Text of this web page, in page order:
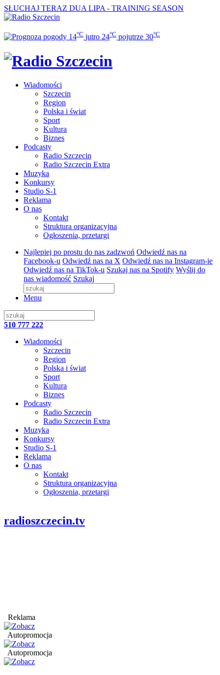
SŁUCHAJ TERAZ DUA LIPA - TRAINING SEASON
14°C jutro 24°C pojutrze 30°C
Wiadomości
Szczecin
Region
Polska i świat
Sport
Kultura
Biznes
Podcasty
Radio Szczecin
Radio Szczecin Extra
Muzyka
Konkursy
Studio S-1
Reklama
O nas
Kontakt
Struktura organizacyjna
Ogłoszenia, przetargi
Najlepiej po prostu do nas zadzwoń Odwiedź nas na
Facebook-u Odwiedź nas na X Odwiedź nas na Instagram-ie
Odwiedź nas na TikTok-u Szukaj nas na Spotify Wyślij do
nas wiadomość Szukaj
Menu
510 777 222
Wiadomości
Szczecin
Region
Polska i świat
Sport
Kultura
Biznes
Podcasty
Radio Szczecin
Radio Szczecin Extra
Muzyka
Konkursy
Studio S-1
Reklama
O nas
Kontakt
Struktura organizacyjna
Ogłoszenia, przetargi
radioszczecin.tv
Reklama
Autopromocja
Autopromocja